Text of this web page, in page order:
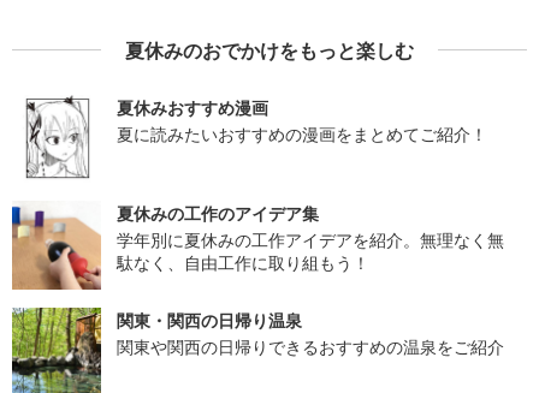
夏休みのおでかけをもっと楽しむ
夏休みおすすめ漫画
夏に読みたいおすすめの漫画をまとめてご紹介！
夏休みの工作のアイデア集
学年別に夏休みの工作アイデアを紹介。無理なく無
駄なく、自由工作に取り組もう！
関東・関西の日帰り温泉
関東や関西の日帰りできるおすすめの温泉をご紹介